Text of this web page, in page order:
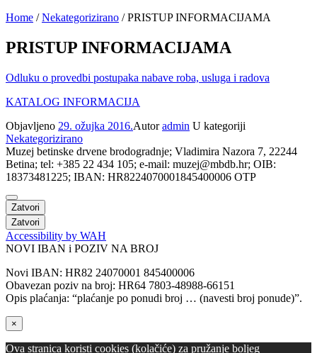
Home /Nekategorizirano /PRISTUP INFORMACIJAMA
PRISTUP INFORMACIJAMA
Odluku o provedbi postupaka nabave roba, usluga i radova
KATALOG INFORMACIJA
Objavljeno 29. ožujka 2016.Autoradmin U kategoriji
Nekategorizirano
Muzej betinske drvene brodogradnje; Vladimira Nazora 7, 22244
Betina; tel: +385 22 434 105; e-mail: muzej@mbdb.hr; OIB:
18373481225; IBAN: HR8224070001845400006 OTP
Zatvori
Zatvori
Accessibility by WAH
NOVI IBAN i POZIV NA BROJ
Novi IBAN: HR82 24070001 845400006
Obavezan poziv na broj: HR64 7803-48988-66151
Opis plaćanja: “plaćanje po ponudi broj … (navesti broj ponude)”.
×
Ova stranica koristi cookies (kolačiće) za pružanje boljeg